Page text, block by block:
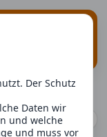
dir passen.
Der Schutz
Daten wir
und welche
und muss vor